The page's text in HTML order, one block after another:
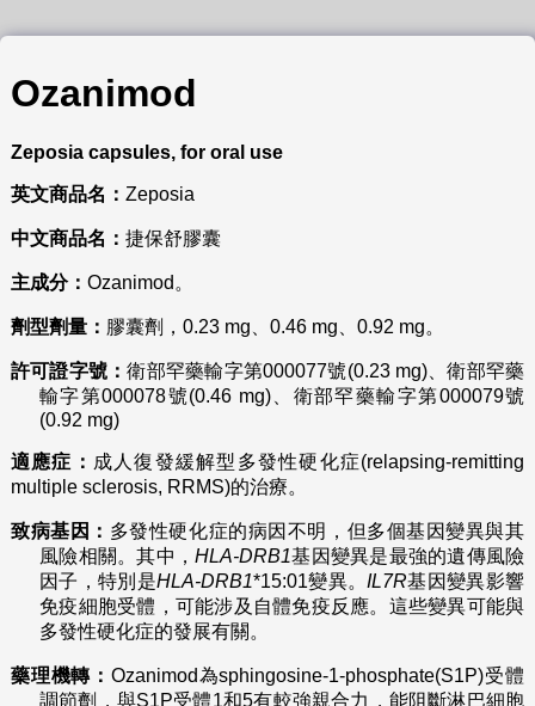
Ozanimod
Zeposia capsules, for oral use
英文商品名： Zeposia
中文商品名： 捷保舒膠囊
主成分： Ozanimod。
劑型劑量： 膠囊劑，0.23 mg、0.46 mg、0.92 mg。
許可證字號：衛部罕藥輸字第000077號(0.23 mg)、衛部罕藥
輸字第000078號(0.46 mg)、衛部罕藥輸字第000079號
(0.92 mg)
適應症： 成人復發緩解型多發性硬化症(relapsing-remitting
multiple sclerosis, RRMS)的治療。
致病基因： 多發性硬化症的病因不明，但多個基因變異與其
風險相關。其中， HLA-DRB1基因變異是最強的遺傳風險
因子，特別是HLA-DRB1*15:01變異。 IL7R基因變異影響
免疫細胞受體，可能涉及自體免疫反應。這些變異可能與
多發性硬化症的發展有關。
藥理機轉： Ozanimod為sphingosine-1-phosphate(S1P)受體
調節劑，與S1P受體1和5有較強親合力，能阻斷淋巴細胞